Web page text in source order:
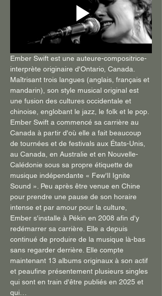
Ember Swift est une auteure-compositrice-
interprète originaire d'Ontario, Canada.
Maîtrisant trois langues (anglais, français et
mandarin), son style musical original est
une fusion des cultures occidentale et
chinoise, englobant le jazz, le folk et le pop.
Ember Swift a commencé sa carrière au
Canada à partir d'où elle a fait beaucoup
de tournées et de festivals aux États-Unis,
au Canada, en Australie et en Nouvelle-
Calédonie sous sa propre étiquette de
musique indépendante « Few'Il Ignite
Sound ». Peu après être venue en Chine
pour prendre une pause de son horaire
intense et par amour pour la culture,
Ember s'installe à Pékin en 2008 afin d'y
redémarrer sa carrière. Elle a depuis
continué de produire de la musique là-bas
sans regarder derrière. Elle compte
maintenant 13 albums originaux à son actif
et peaufine présentement plusieurs singles
qui sont en train d'être publiés en 2025 et
qui…